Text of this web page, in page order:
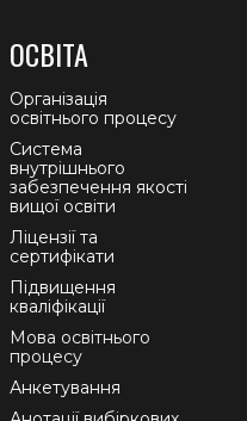
ОСВІТА
Організація
освітнього процесу
Система
внутрішнього
забезпечення якості
вищої освіти
Ліцензії та
сертифікати
Підвищення
кваліфікації
Мова освітнього
процесу
Анкетування